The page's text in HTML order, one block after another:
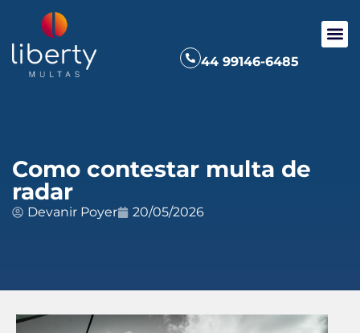
44 99146-6485
Como contestar multa de
radar
Devanir Poyer 20/05/2026